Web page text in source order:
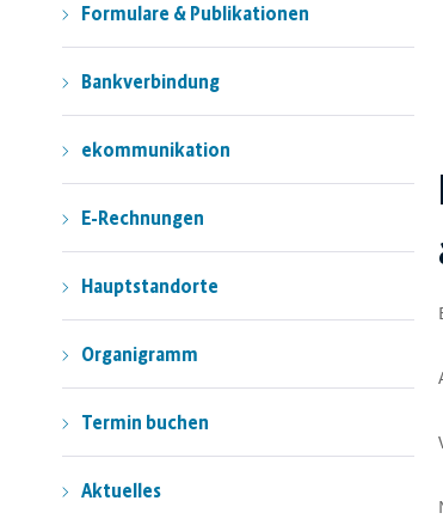
Formulare & Publikationen
Bankverbindung
ekommunikation
E-Rechnungen
Hauptstandorte
Organigramm
Termin buchen
Aktuelles